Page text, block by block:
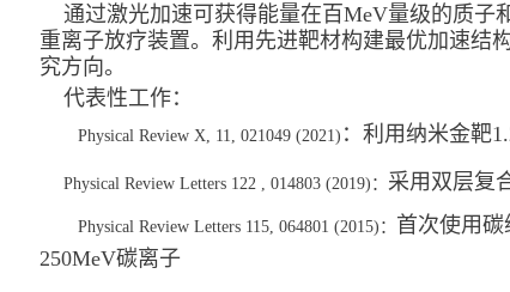
通过激光加速可获得能量在百MeV量级的质子
重离子放疗装置。 利用先进靶材构建最优加速结
究方向。
代表性工作：
Physical Review X, 11, 021049 (2021) ： 利用纳米金靶
Physical Review Letters 122 , 014803 (2019)： 采用双层复
Physical Review Letters 115, 064801 (2015)： 首次使用碳
250MeV碳离子